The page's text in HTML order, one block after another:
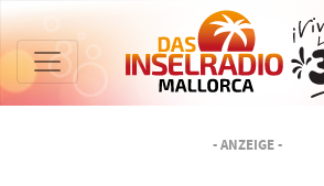
- ANZEIGE -